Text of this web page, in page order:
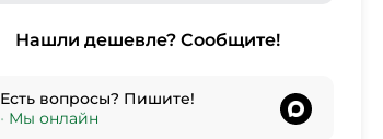
Нашли дешевле? Сообщите!
Есть вопросы? Пишите!
• Мы онлайн